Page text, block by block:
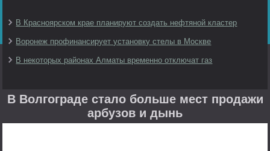
В Красноярском крае планируют создать нефтяной кластер
Воронеж профинансирует установку стелы в Москве
В некоторых районах Алматы временно отключат газ
В Волгограде стало больше мест продажи
арбузов и дынь